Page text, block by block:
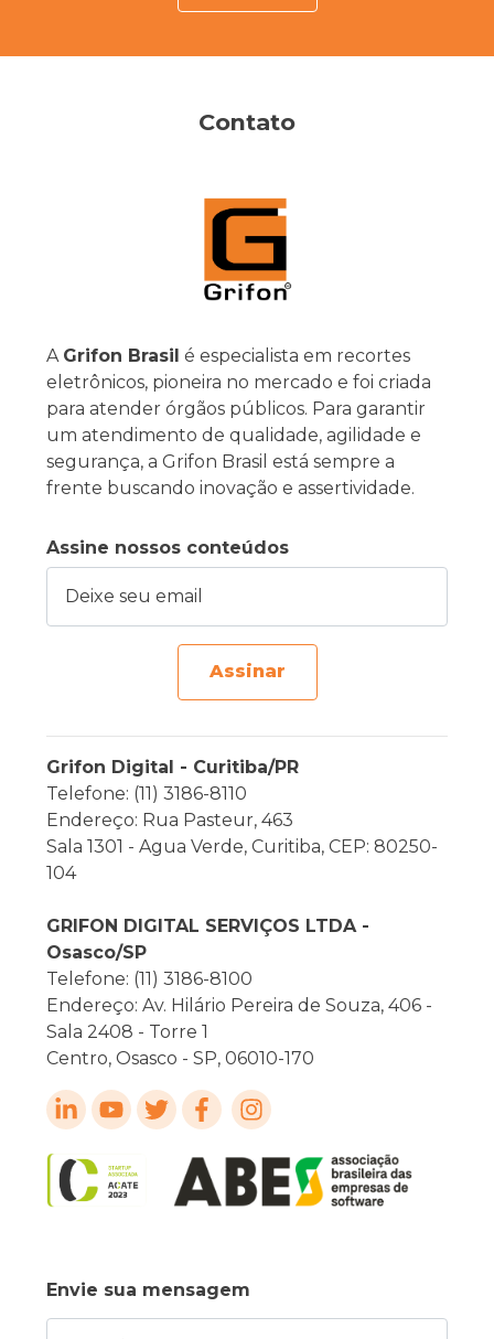
Contato
A Grifon Brasil é especialista em recortes
eletrônicos, pioneira no mercado e foi criada
para atender órgãos públicos. Para garantir
um atendimento de qualidade, agilidade e
segurança, a Grifon Brasil está sempre a
frente buscando inovação e assertividade.
Assine nossos conteúdos
Assinar
Grifon Digital - Curitiba/PR
Telefone: (11) 3186-8110
Endereço: Rua Pasteur, 463
Sala 1301 - Agua Verde, Curitiba, CEP: 80250-
104
GRIFON DIGITAL SERVIÇOS LTDA -
Osasco/SP
Telefone: (11) 3186-8100
Endereço: Av. Hilário Pereira de Souza, 406 -
Sala 2408 - Torre 1
Centro, Osasco - SP, 06010-170
Envie sua mensagem